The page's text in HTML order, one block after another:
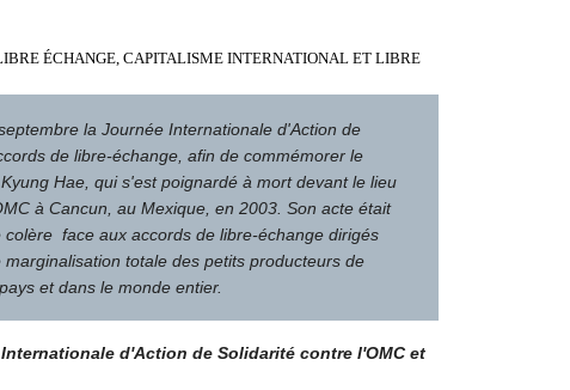
ÉCHANGE, CAPITALISME INTERNATIONAL ET LIBRE
la Journée Internationale d'Action de
de libre-échange, afin de commémorer le
Hae, qui s'est poignardé à mort devant le lieu
à Cancun, au Mexique, en 2003. Son acte était
face aux accords de libre-échange dirigés
totale des petits producteurs de
et dans le monde entier.
d'Action de Solidarité contre l'OMC et